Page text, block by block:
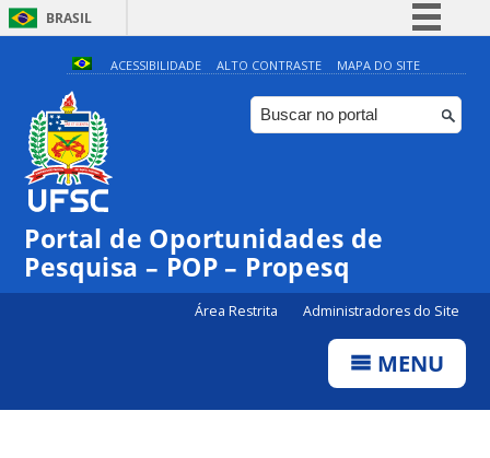
BRASIL
Simplifique!
Comunica BR
Participe
Canais
ACESSIBILIDADE ALTO CONTRASTE MAPA DO SITE
Portal de Oportunidades de
Pesquisa – POP – Propesq
Área Restrita Administradores do Site
MENU